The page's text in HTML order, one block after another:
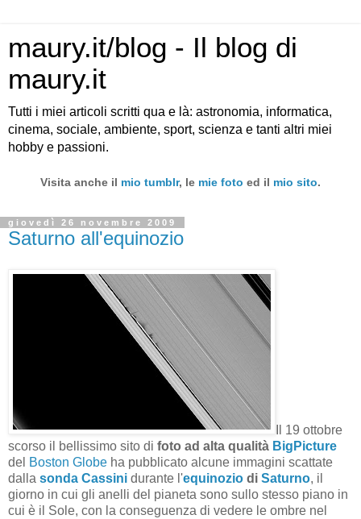
maury.it/blog - Il blog di
maury.it
Tutti i miei articoli scritti qua e là: astronomia, informatica,
cinema, sociale, ambiente, sport, scienza e tanti altri miei
hobby e passioni.
Visita anche il mio tumblr, le mie foto ed il mio sito.
giovedì 26 novembre 2009
Saturno all'equinozio
Il 19 ottobre
scorso il bellissimo sito di foto ad alta qualità BigPicture
del Boston Globe ha pubblicato alcune immagini scattate
dalla sonda Cassini durante l'equinozio di Saturno, il
giorno in cui gli anelli del pianeta sono sullo stesso piano in
cui è il Sole, con la conseguenza di vedere le ombre nel